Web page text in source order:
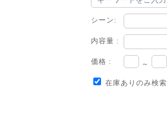
シーン:
内容量 :
価格 : ～
在庫ありのみ検索